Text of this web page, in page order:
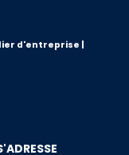
d'entreprise |